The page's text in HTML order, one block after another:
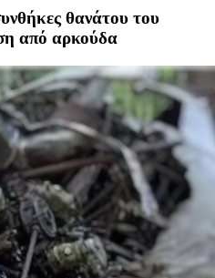
θανάτου του
από αρκούδα